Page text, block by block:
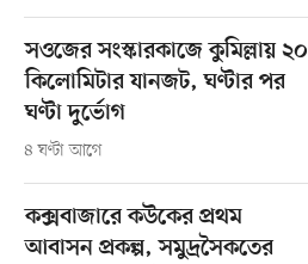
সওজের সংস্কারকাজে কুমিল্লায় ২০
কিলোমিটার যানজট, ঘণ্টার পর
ঘণ্টা দুর্ভোগ
৪ ঘণ্টা আগে
কক্সবাজারে কউকের প্রথম
আবাসন প্রকল্প, সমুদ্রসৈকতের